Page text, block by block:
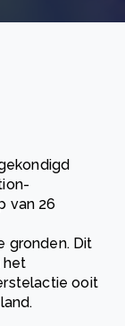
van 26
gronden. Dit
het
ooit